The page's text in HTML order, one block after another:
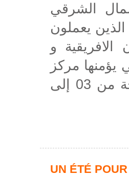
الشرقي
يعملون
و
يؤمنها مركز
النهوض بالصادرات و ذلك خلال الفترة المتراوحة من 03 إلى
UN ÉTÉ